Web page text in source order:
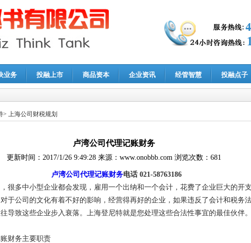
业务 投融上市 商品资本 企业资讯 经管智慧 投融点子
> 上海公司财税规划
卢湾公司代理记账财务
更新时间： 2017/1/26 9:49:28来源： www.onobbb.com浏览次数：681
卢湾公司代理记账财务电话 021-58763186
很多中小型企业都会发现，雇用一个出纳和一个会计，花费了企业巨大的开
于公司的文化有着不好的影响，经营得再好的企业，如果违反了会计和税务
导致这些企业步入衰落。上海登尼特就是您处理这些合法性事宜的最佳伙伴。
财务主要职责